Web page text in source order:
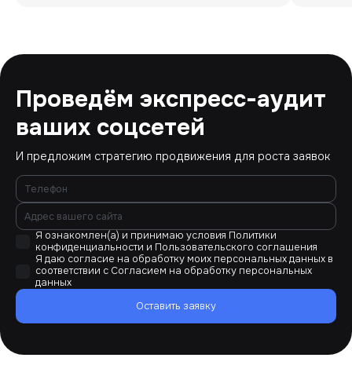
Проведём экспресс-аудит
ваших соцсетей
И предложим стратегию продвижения для роста заявок
Я ознакомлен(а) и принимаю условия Политики
конфиденциальности и Пользовательского соглашения
Я даю согласие на обработку моих персональных данных в
соответствии с Согласием на обработку персональных
данных
Оставить заявку